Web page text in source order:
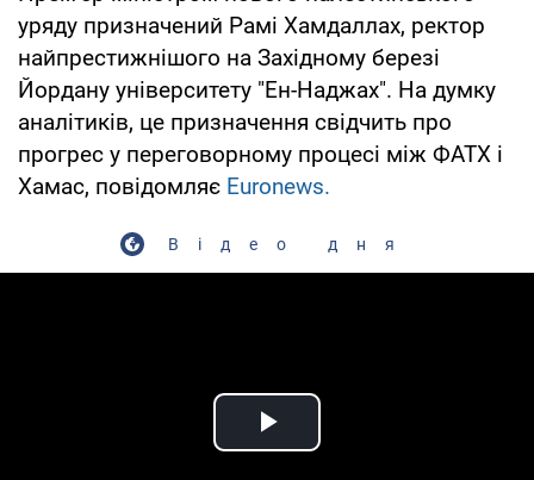
уряду призначений Рамі Хамдаллах, ректор
найпрестижнішого на Західному березі
Йордану університету "Ен-Наджах". На думку
аналітиків, це призначення свідчить про
прогрес у переговорному процесі між ФАТХ і
Хамас, повідомляє Euronews.
Відео дня
Play Video